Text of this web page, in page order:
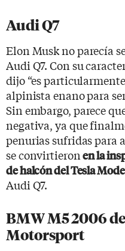
Audi Q7
Elon Musk no parecía
Audi Q7. Con su
dijo “es
alpinista enano para
Sin embargo, parece
negativa, ya que
penurias sufridas para
se convirtieronen la
de halcón del Tesla
Audi Q7.
BMW M5 2006
Motorsport